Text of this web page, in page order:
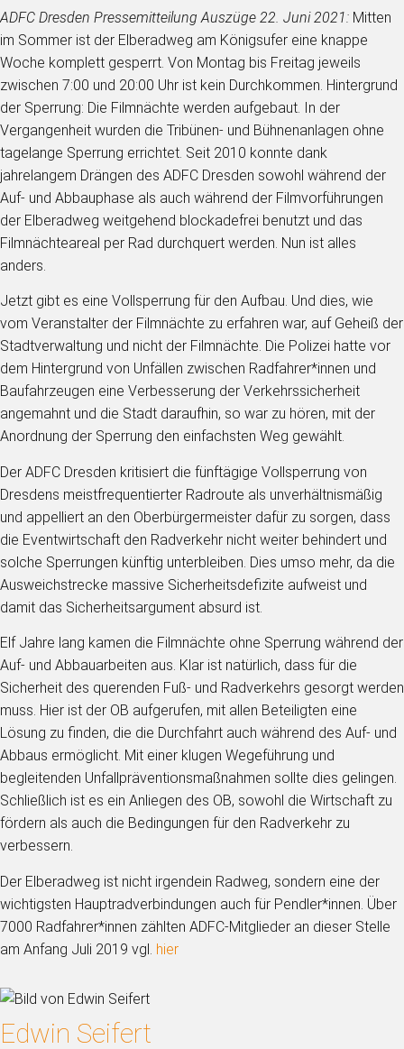
ADFC Dresden Pressemitteilung Auszüge 22. Juni 2021: Mitten
im Sommer ist der Elberadweg am Königsufer eine knappe
Woche komplett gesperrt. Von Montag bis Freitag jeweils
zwischen 7:00 und 20:00 Uhr ist kein Durchkommen. Hintergrund
der Sperrung: Die Filmnächte werden aufgebaut. In der
Vergangenheit wurden die Tribünen- und Bühnenanlagen ohne
tagelange Sperrung errichtet. Seit 2010 konnte dank
jahrelangem Drängen des ADFC Dresden sowohl während der
Auf- und Abbauphase als auch während der Filmvorführungen
der Elberadweg weitgehend blockadefrei benutzt und das
Filmnächteareal per Rad durchquert werden. Nun ist alles
anders.
Jetzt gibt es eine Vollsperrung für den Aufbau. Und dies, wie
vom Veranstalter der Filmnächte zu erfahren war, auf Geheiß der
Stadtverwaltung und nicht der Filmnächte. Die Polizei hatte vor
dem Hintergrund von Unfällen zwischen Radfahrer*innen und
Baufahrzeugen eine Verbesserung der Verkehrssicherheit
angemahnt und die Stadt daraufhin, so war zu hören, mit der
Anordnung der Sperrung den einfachsten Weg gewählt.
Der ADFC Dresden kritisiert die fünftägige Vollsperrung von
Dresdens meistfrequentierter Radroute als unverhältnismäßig
und appelliert an den Oberbürgermeister dafür zu sorgen, dass
die Eventwirtschaft den Radverkehr nicht weiter behindert und
solche Sperrungen künftig unterbleiben. Dies umso mehr, da die
Ausweichstrecke massive Sicherheitsdefizite aufweist und
damit das Sicherheitsargument absurd ist.
Elf Jahre lang kamen die Filmnächte ohne Sperrung während der
Auf- und Abbauarbeiten aus. Klar ist natürlich, dass für die
Sicherheit des querenden Fuß- und Radverkehrs gesorgt werden
muss. Hier ist der OB aufgerufen, mit allen Beteiligten eine
Lösung zu finden, die die Durchfahrt auch während des Auf- und
Abbaus ermöglicht. Mit einer klugen Wegeführung und
begleitenden Unfallpräventionsmaßnahmen sollte dies gelingen.
Schließlich ist es ein Anliegen des OB, sowohl die Wirtschaft zu
fördern als auch die Bedingungen für den Radverkehr zu
verbessern.
Der Elberadweg ist nicht irgendein Radweg, sondern eine der
wichtigsten Hauptradverbindungen auch für Pendler*innen. Über
7000 Radfahrer*innen zählten ADFC-Mitglieder an dieser Stelle
am Anfang Juli 2019 vgl. hier
Edwin Seifert